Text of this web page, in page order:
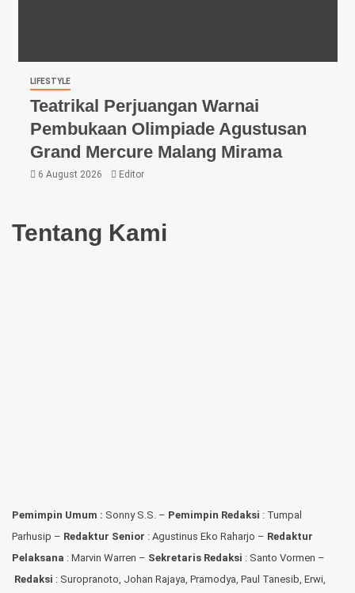
LIFESTYLE
Teatrikal Perjuangan Warnai
Pembukaan Olimpiade Agustusan
Grand Mercure Malang Mirama
6 August 2026 Editor
Tentang Kami
Pemimpin Umum : Sonny S.S. – Pemimpin Redaksi : Tumpal
Parhusip – Redaktur Senior : Agustinus Eko Raharjo – Redaktur
Pelaksana : Marvin Warren – Sekretaris Redaksi : Santo Vormen –
Redaksi : Suropranoto, Johan Rajaya, Pramodya, Paul Tanesib, Erwi,